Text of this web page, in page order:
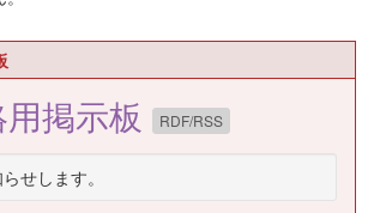
掲示板 RDF/RSS
せします。